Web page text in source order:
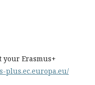
your Erasmus+
plus.ec.europa.eu/